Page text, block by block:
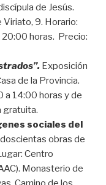
de Jesús.
Viriato, 9. Horario:
20:00 horas. Precio:
Exposición
de la Provincia.
a 14:00 horas y de
gratuita.
sociales del
obras de
Centro
Monasterio de